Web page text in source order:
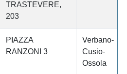
TRASTEVERE,
203
PIAZZA
RANZONI 3
Verbano-
Cusio-
Ossola